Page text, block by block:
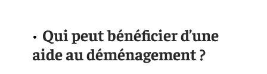
Qui peut bénéficier d’une
aide au déménagement ?